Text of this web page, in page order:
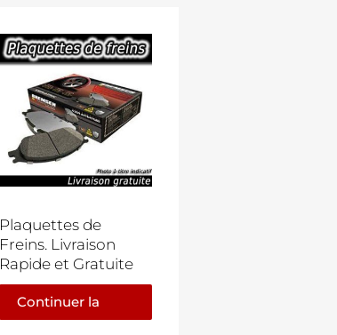
Plaquettes de
Freins. Livraison
Rapide et Gratuite
Continuer la